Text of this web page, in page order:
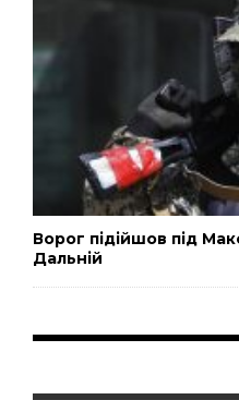
Ворог підійшов під
Дальній